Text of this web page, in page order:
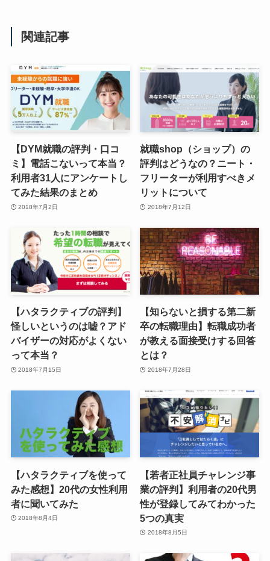
関連記事
【DYM就職の評判・口コ
ミ】電話こないって本当？
利用者31人にアンケートし
てみた結果のまとめ
2018年7月2日
就職shop（ショップ）の
評判はどうなの？ニート・
フリーターが利用すべきメ
リットについて
2018年7月12日
【ハタラクティブの評判】
怪しいというのは嘘？アド
バイザーの対応がよくない
って本当？
2018年7月15日
【知らないと損する第二新
卒の転職理由】転職成功者
が教える面接受けする回答
とは？
2018年7月28日
【ハタラクティブを使って
みた感想】20代の女性利用
者に聞いてみた
2018年8月4日
【若者正社員チャレンジ事
業の評判】利用者の20代男
性が登録してみてわかった
5つの真実
2018年8月5日